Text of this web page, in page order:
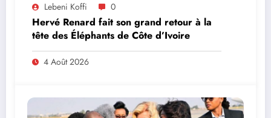
Lebeni Koffi 0
Hervé Renard fait son grand retour à la
tête des Éléphants de Côte d’Ivoire
4 Août 2026